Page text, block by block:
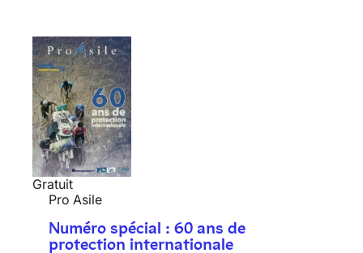
Gratuit
Pro Asile
Numéro spécial : 60 ans de
protection internationale